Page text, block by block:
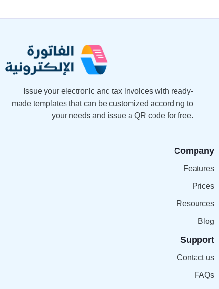
Issue your electronic and tax invoices with ready-
made templates that can be customized according to
your needs and issue a QR code for free.
Company
Features
Prices
Resources
Blog
Support
Contact us
FAQs